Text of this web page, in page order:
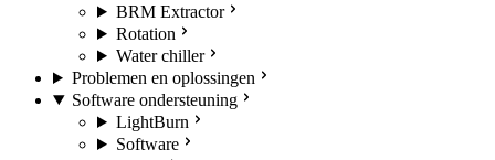
BRM Extractor
Rotation
Water chiller
Problemen en oplossingen
Software ondersteuning
LightBurn
Software